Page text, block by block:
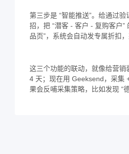
第三步是 “智能推送”。给通过
招，把 “潜客 - 客户 - 复购客户
品页”，系统会自动发专属折扣
这三个功能的联动，就像给营
4 天；现在用 Geeksend，采集
果会反哺采集策略，比如发现 “